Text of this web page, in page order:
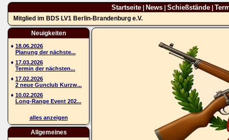
Startseite| News| Schießstände|
Mitglied im BDS LV1 Berlin-Brandenburg e.V.
Neuigkeiten
♦ 18.06.2026
Planung der nächste...
♦ 17.03.2026
Termin der nächsten...
♦ 17.02.2026
2 neue Gunclub Kurzw...
♦ 10.02.2026
Long-Range Event 202...
alles anzeigen
Allgemeines